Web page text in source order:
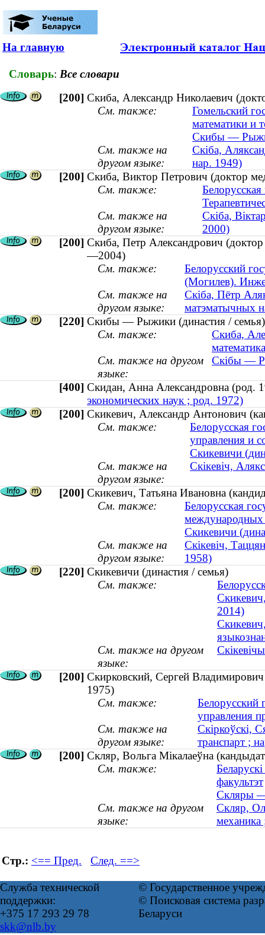
На главную
Словарь: Все словари
[200] Скиба, Александр Николаевич
См. также:
Гомельский
математики и
Скибы —
См. также на
другом языке:
Скіба,
нар. 1949)
[200] Скиба, Виктор Петрович (доктор
См. также:
См. также на
другом языке:
Скіба,
2000)
[200] Скиба, Петр Александрович (доктор
—2004)
См. также:
Белорусский
(Могилев).
См. также на
другом языке:
Скіба, Пётр
матэматычных
[220] Скибы — Рыжики (династия / семья)
См. также:
Скиба,
См. также на другом
языке:
Скібы —
[400] Скидан, Анна Александровна
экономических наук ; род. 1972)
[200] Скикевич, Александр Антонович
См. также:
Белорусская
управления и
Скикевичи
См. также на
другом языке:
Скікевіч,
[200] Скикевич, Татьяна Ивановна
См. также:
Белорусская
международных
Скикевичи
См. также на
другом языке:
Скікевіч,
1958)
[220] Скикевичи (династия / семья)
См. также:
2014)
См. также на другом
языке:
[200] Скирковский, Сергей
1975)
См. также:
Белорусский
управления
См. также на
другом языке:
Скіркоўскі,
транспарт ;
[200] Скляр, Вольга Мікалаеўна
См. также:
факультэт
Скляры —
См. также на другом
языке:
Скляр,
Стр.: <== Пред. След. ==>
Служба технической
поддержки:
+375 17 293 29 78
skk@nlb.by
© Государственное
© Поисковая система
Беларуси